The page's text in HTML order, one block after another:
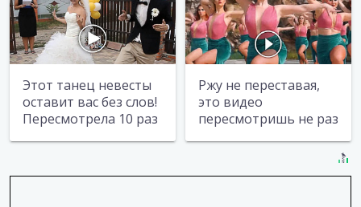
Этот танец невесты
оставит вас без слов!
Пересмотрела 10 раз
Ржу не переставая,
это видео
пересмотришь не раз